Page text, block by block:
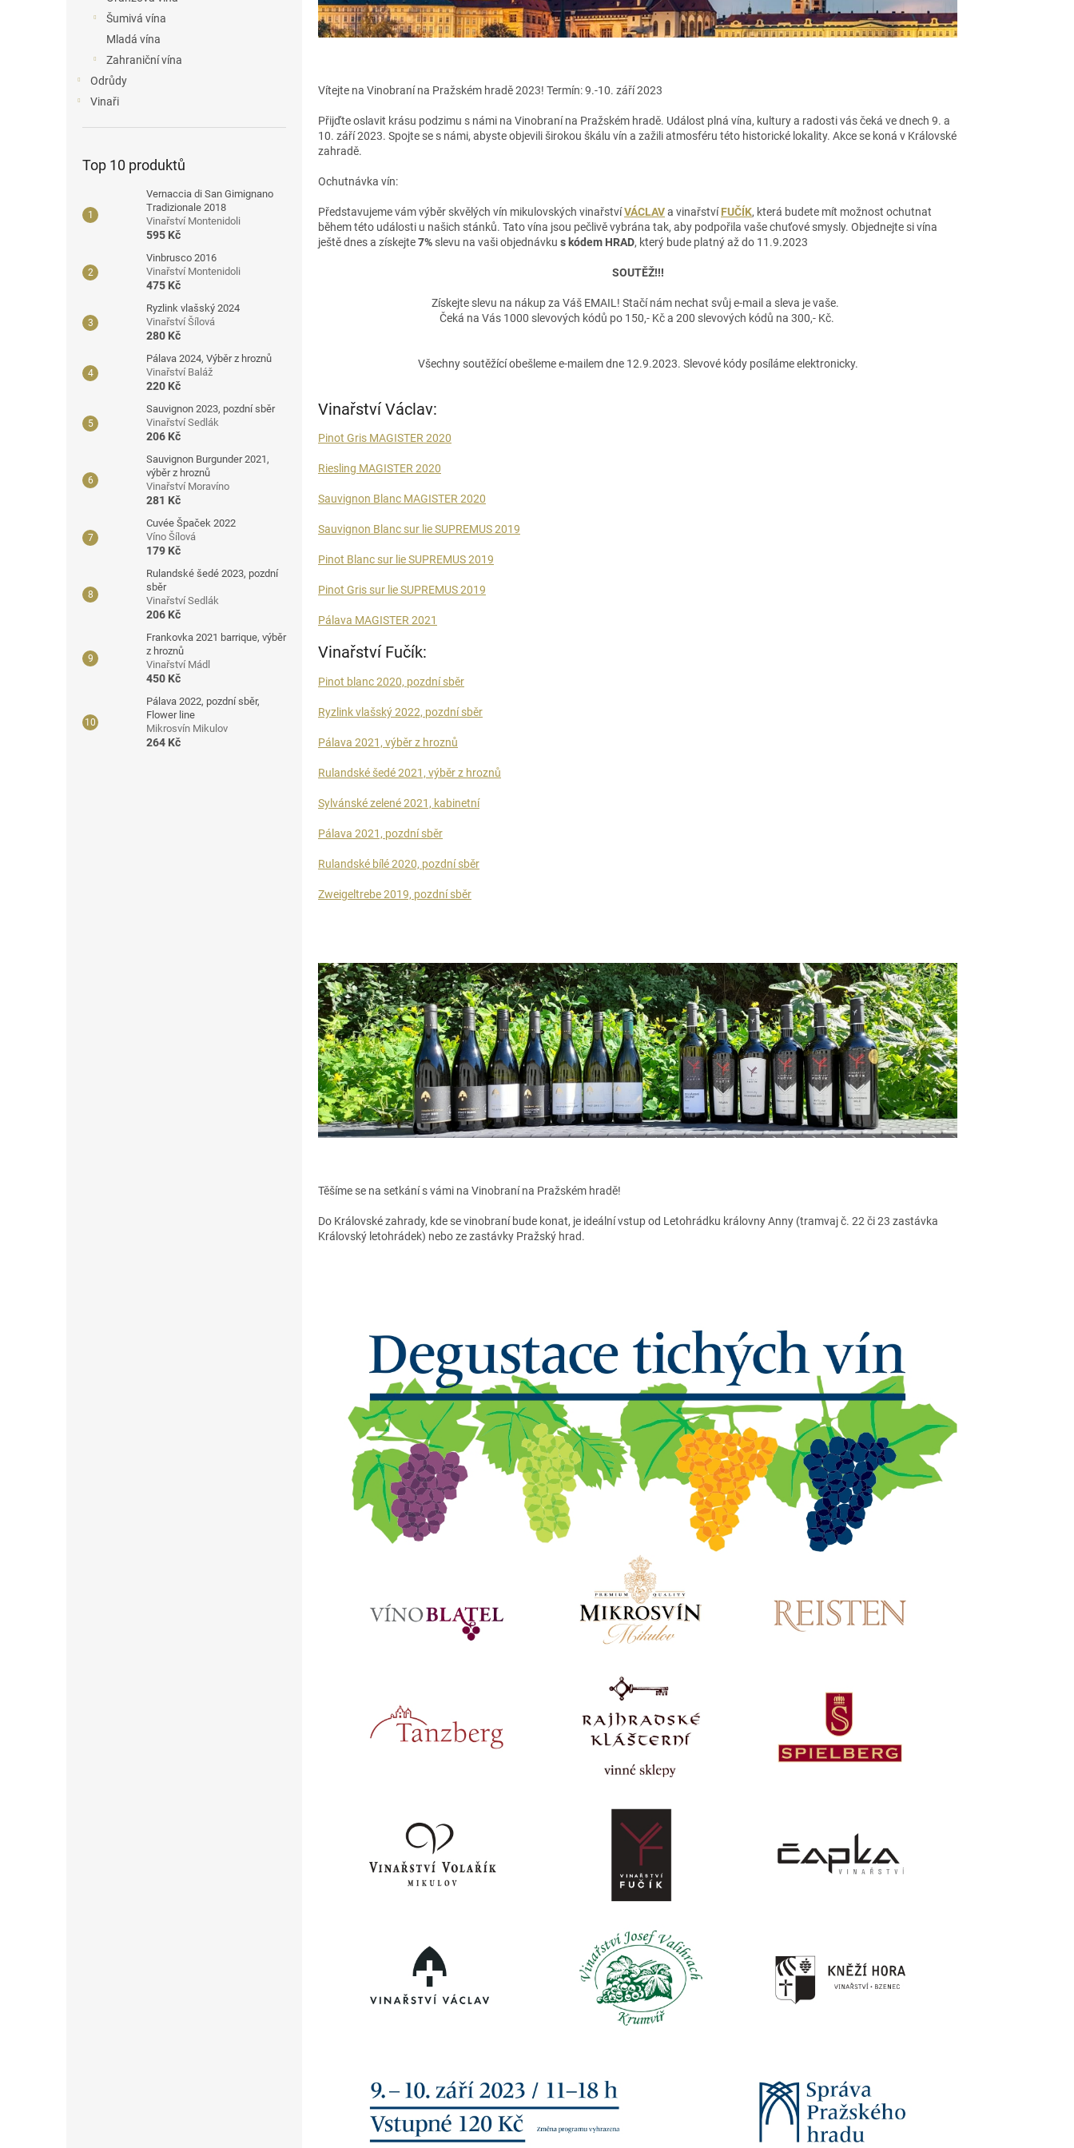
Šumivá vína
Mladá vína
Zahraniční vína
Odrůdy
Vinaři
Top 10 produktů
Vernaccia di San Gimignano
Tradizionale 2018
Vinařství Montenidoli
595 Kč
Vinbrusco 2016
Vinařství Montenidoli
475 Kč
Ryzlink vlašský 2024
Vinařství Šílová
280 Kč
Pálava 2024, Výběr z hroznů
Vinařství Baláž
220 Kč
Sauvignon 2023, pozdní sběr
Vinařství Sedlák
206 Kč
Sauvignon Burgunder 2021,
výběr z hroznů
Vinařství Moravíno
281 Kč
Cuvée Špaček 2022
Víno Šílová
179 Kč
Rulandské šedé 2023, pozdní
sběr
Vinařství Sedlák
206 Kč
Frankovka 2021 barrique, výběr
z hroznů
Vinařství Mádl
450 Kč
Pálava 2022, pozdní sběr,
Flower line
Mikrosvín Mikulov
264 Kč
Vítejte na Vinobraní na Pražském hradě 2023! Termín: 9.-10. září 2023
Přijďte oslavit krásu podzimu s námi na Vinobraní na Pražském hradě. Událost plná vína, kultury a radosti vás čeká ve dnech 9. a
10. září 2023. Spojte se s námi, abyste objevili širokou škálu vín a zažili atmosféru této historické lokality. Akce se koná v Královské
zahradě.
Ochutnávka vín:
Představujeme vám výběr skvělých vín mikulovských vinařstvíVÁCLAVa vinařstvíFUČÍK, která budete mít možnost ochutnat
během této události u našich stánků. Tato vína jsou pečlivě vybrána tak, aby podpořila vaše chuťové smysly. Objednejte si vína
ještě dnes a získejte7% slevu na vaši objednávku s kódem HRAD, který bude platný až do 11.9.2023
SOUTĚŽ!!!
Získejte slevu na nákup za Váš EMAIL! Stačí nám nechat svůj e-mail a sleva je vaše.
Čeká na Vás 1000 slevových kódů po 150,- Kč a 200 slevových kódů na 300,- Kč.
Všechny soutěžící obešleme e-mailem dne 12.9.2023. Slevové kódy posíláme elektronicky.
Vinařství Václav:
Pinot Gris MAGISTER 2020
Riesling MAGISTER 2020
Sauvignon Blanc MAGISTER 2020
Sauvignon Blanc sur lie SUPREMUS 2019
Pinot Blanc sur lie SUPREMUS 2019
Pinot Gris sur lie SUPREMUS 2019
Pálava MAGISTER 2021
Vinařství Fučík:
Pinot blanc 2020, pozdní sběr
Ryzlink vlašský 2022, pozdní sběr
Pálava 2021, výběr z hroznů
Rulandské šedé 2021, výběr z hroznů
Sylvánské zelené 2021, kabinetní
Pálava 2021, pozdní sběr
Rulandské bílé 2020, pozdní sběr
Zweigeltrebe 2019, pozdní sběr
Těšíme se na setkání s vámi na Vinobraní na Pražském hradě!
Do Královské zahrady, kde se vinobraní bude konat, je ideální vstup od Letohrádku královny Anny (tramvaj č. 22 či 23 zastávka
Královský letohrádek) nebo ze zastávky Pražský hrad.